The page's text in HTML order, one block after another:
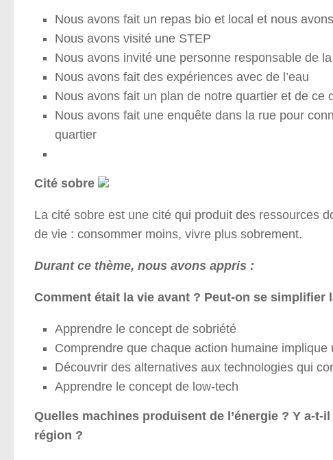
Nous avons fait un repas bio et local et nous
Nous avons visité une STEP
Nous avons invité une personne responsable de
Nous avons fait des expériences avec de l’eau
Nous avons fait un plan de notre quartier et de ce
Nous avons fait une enquête dans la rue pour
quartier
Cité sobre
La cité sobre est une cité qui produit des ressources
de vie : consommer moins, vivre plus sobrement.
Durant ce thème, nous avons appris :
Comment était la vie avant ? Peut-on se simplifier
Apprendre le concept de sobriété
Comprendre que chaque action humaine
Découvrir des alternatives aux technologies qui
Apprendre le concept de low-tech
Quelles machines produisent de l’énergie ? Y a-
région ?